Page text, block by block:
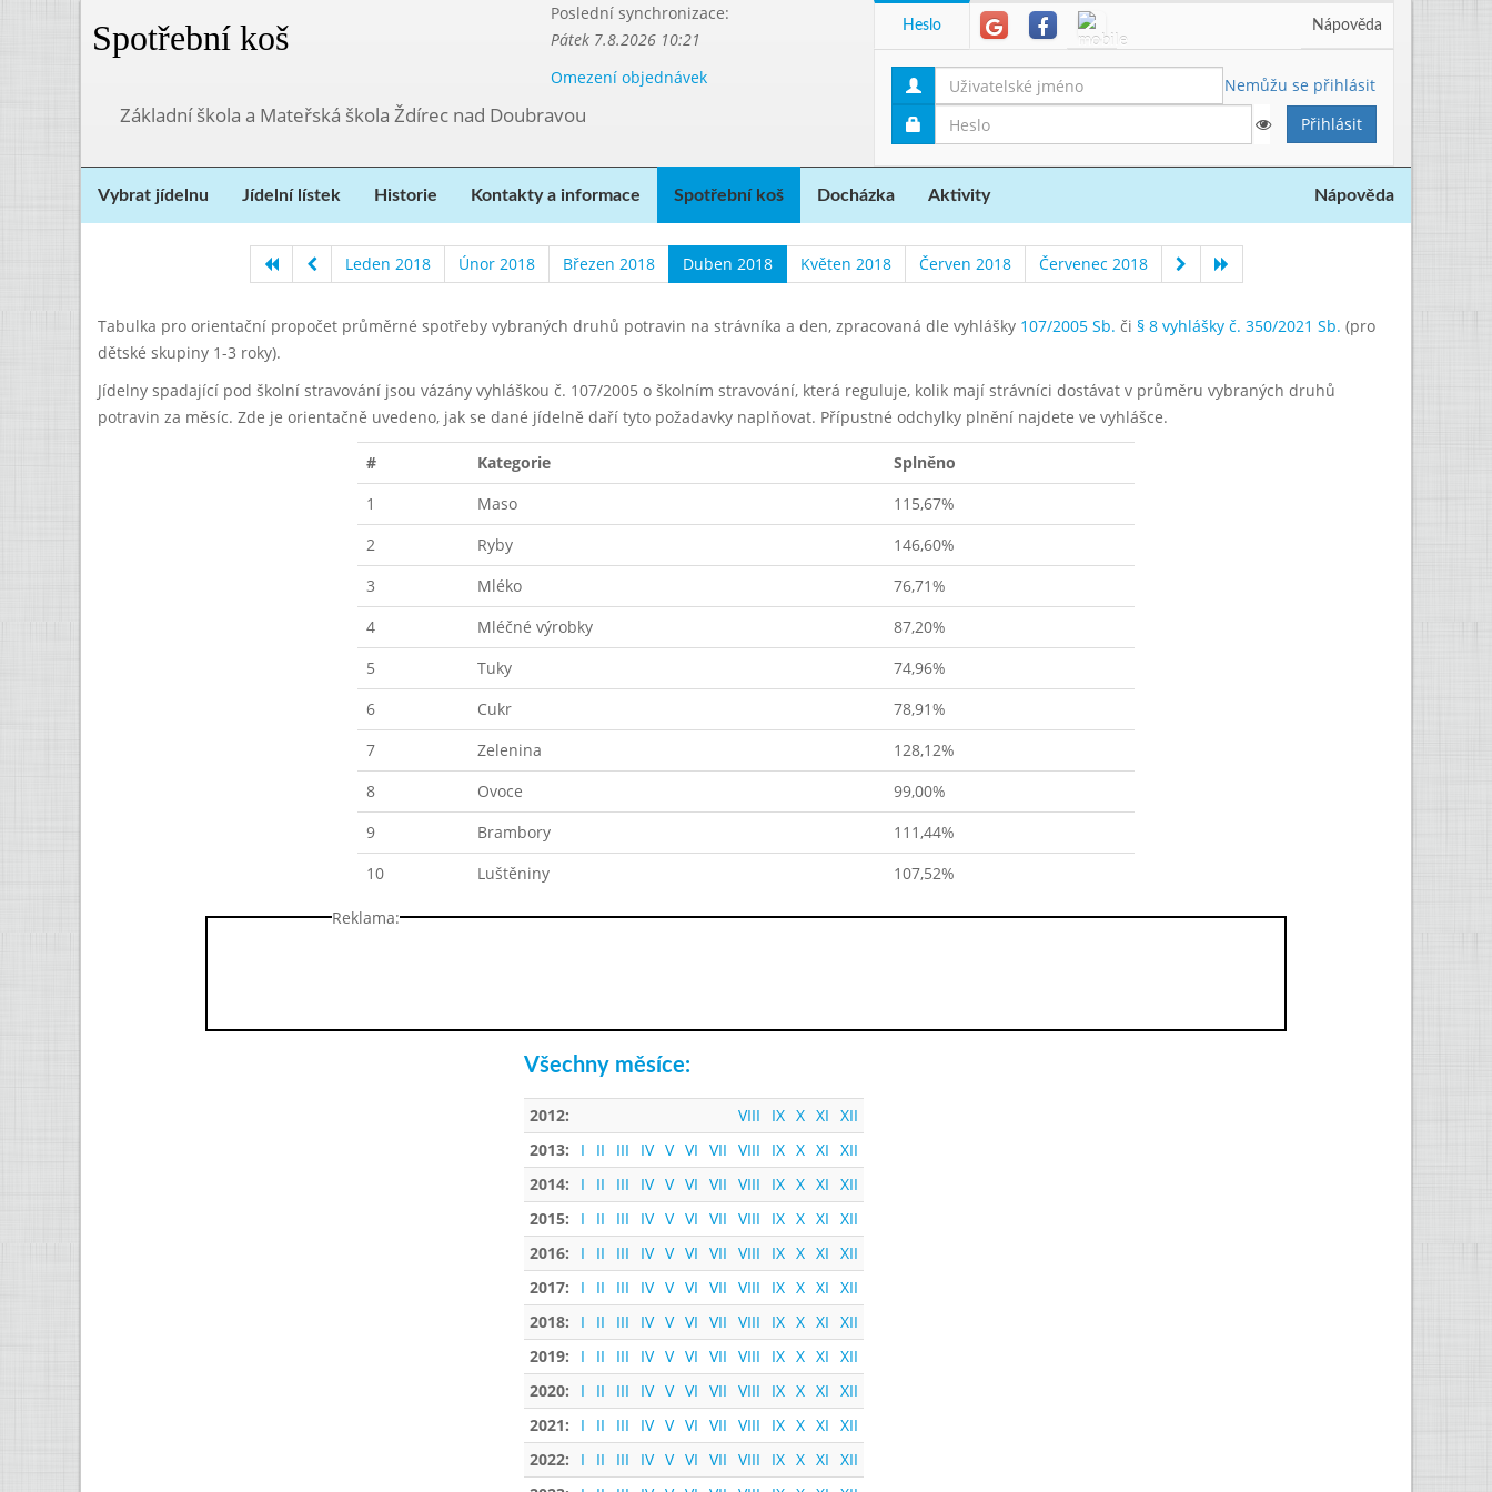
Spotřební koš
Poslední synchronizace:
Pátek 7.8.2026 10:21
Omezení objednávek
Základní škola a Mateřská škola Ždírec nad Doubravou
Heslo Nápověda
Nemůžu se přihlásit
Vybrat jídelnu Jídelní lístek Historie Kontakty a informace Spotřební koš Docházka Aktivity Nápověda
Leden 2018 Únor 2018 Březen 2018 Duben 2018 Květen 2018 Červen 2018 Červenec 2018
Tabulka pro orientační propočet průměrné spotřeby vybraných druhů potravin na strávníka a den, zpracovaná dle vyhlášky 107/2005 Sb. či § 8 vyhlášky č. 350/2021 Sb. (pro
dětské skupiny 1-3 roky).
Jídelny spadající pod školní stravování jsou vázány vyhláškou č. 107/2005 o školním stravování, která reguluje, kolik mají strávníci dostávat v průměru vybraných druhů
potravin za měsíc. Zde je orientačně uvedeno, jak se dané jídelně daří tyto požadavky naplňovat. Přípustné odchylky plnění najdete ve vyhlášce.
# Kategorie
Splněno
1
Maso
115,67%
2
Ryby
146,60%
3
Mléko
76,71%
4
Mléčné výrobky
87,20%
5
Tuky
74,96%
6
Cukr
78,91%
7
Zelenina
128,12%
8
Ovoce
99,00%
9
Brambory
111,44%
10
Luštěniny 107,52%
Reklama:
Všechny měsíce:
2012: VIII IX X XI XII
2013:
I II III IV V VI VII VIII IX X XI XII
2014:
I II III IV V VI VII VIII IX X XI XII
2015:
I II III IV V VI VII VIII IX X XI XII
2016:
I II III IV V VI VII VIII IX X XI XII
2017:
I II III IV V VI VII VIII IX X XI XII
2018:
I II III IV V VI VII VIII IX X XI XII
2019:
I II III IV V VI VII VIII IX X XI XII
2020:
I II III IV V VI VII VIII IX X XI XII
2021:
I II III IV V VI VII VIII IX X XI XII
2022:
I II III IV V VI VII VIII IX X XI XII